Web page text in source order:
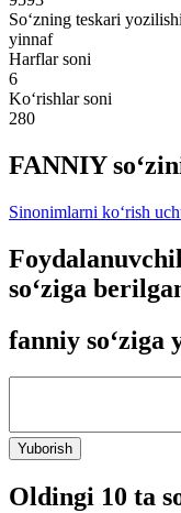
So‘zning teskari yozilishi
yinnaf
Harflar soni
6
Ko‘rishlar soni
280
FANNIY
Sinonimlarni ko‘rish
so‘ziga
fanniy so‘ziga
Yuborish
Oldingi 10 ta